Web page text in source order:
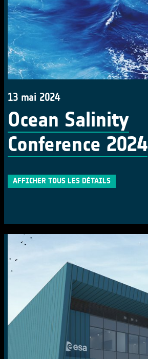
13 mai 2024
Ocean Salinity
Conference 2024
AFFICHER TOUS LES DÉTAILS